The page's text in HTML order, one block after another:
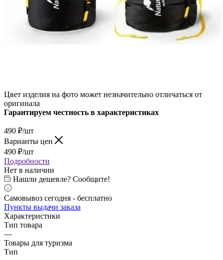
Цвет изделия на фото может незначительно отличаться от
оригинала
Гарантируем честность в характеристиках
490 ₽/шт
Варианты цен
490 ₽/шт
Подробности
Нет в наличии
Нашли дешевле? Сообщите!
Самовывоз сегодня - бесплатно
Пункты выдачи заказа
Характеристики
Тип товара
—
Товары для туризма
Тип